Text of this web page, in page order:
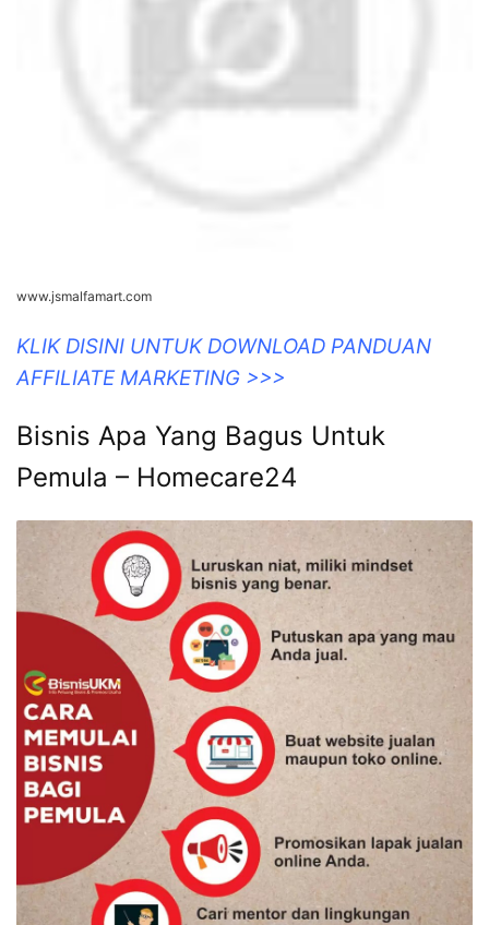
www.jsmalfamart.com
KLIK DISINI UNTUK DOWNLOAD PANDUAN
AFFILIATE MARKETING >>>
Bisnis Apa Yang Bagus Untuk
Pemula – Homecare24